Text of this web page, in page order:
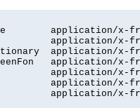
application/x-
application/x-
application/x-
application/x-
application/x-
application/x-
application/x-